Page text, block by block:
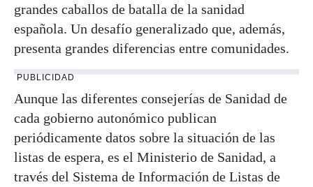
grandes caballos de batalla de la sanidad
española. Un desafío generalizado que, además,
presenta grandes diferencias entre comunidades.
PUBLICIDAD
Aunque las diferentes consejerías de Sanidad de
cada gobierno autonómico publican
periódicamente datos sobre la situación de las
listas de espera, es el Ministerio de Sanidad, a
través del Sistema de Información de Listas de